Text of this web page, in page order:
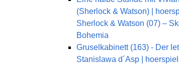
(Sherlock & Watson) |
Sherlock & Watson (07) –
Bohemia
Gruselkabinett (163) - Der
Stanislawa d´Asp |